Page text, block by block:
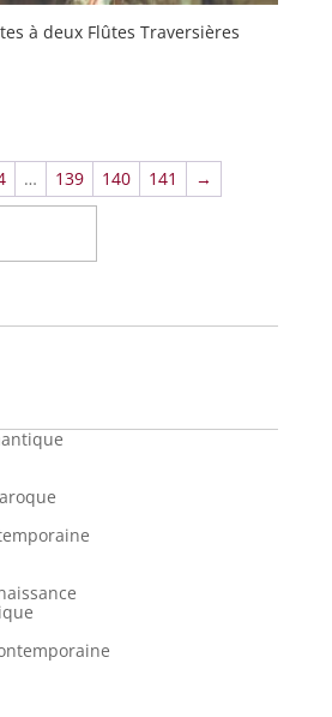
à deux Flûtes Traversières
… 139 140 141 →